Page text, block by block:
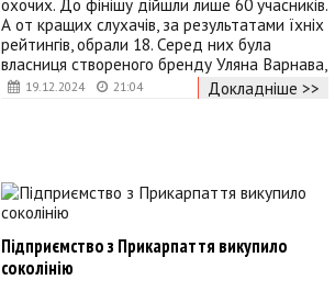
19.12.2024 21:04
охочих. До фінішу дійшли лише 60 учасників.
А от кращих слухачів, за результатами їхніх
рейтингів, обрали 18. Серед них була
власниця створеного бренду Уляна Варнава,
Докладніше >>
Підприємство з Прикарпаття викупило
соколінію